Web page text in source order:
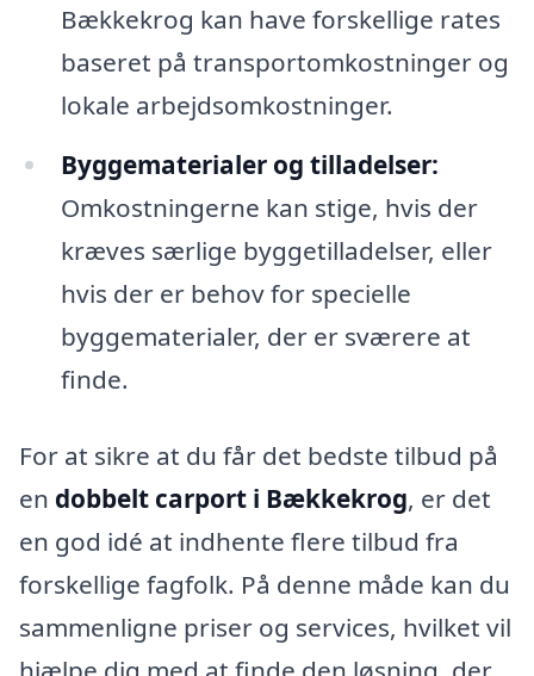
Bækkekrog kan have forskellige rates
baseret på transportomkostninger og
lokale arbejdsomkostninger.
Byggematerialer og tilladelser:
Omkostningerne kan stige, hvis der
kræves særlige byggetilladelser, eller
hvis der er behov for specielle
byggematerialer, der er sværere at
finde.
For at sikre at du får det bedste tilbud på
en dobbelt carport i Bækkekrog, er det
en god idé at indhente flere tilbud fra
forskellige fagfolk. På denne måde kan du
sammenligne priser og services, hvilket vil